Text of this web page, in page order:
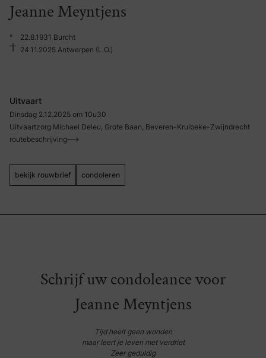
Jeanne Meyntjens
°
22.8.1931 Burcht
24.11.2025 Antwerpen (L.O.)
Uitvaart
Dinsdag 2.12.2025 om 10u30
Uitvaartzorg Michael Deleu, Grote Baan, Beveren-Kruibeke-Zwijndrecht
routebeschrijving
bekijk rouwbrief condoleren
Schrijf uw condoleance voor
Jeanne Meyntjens
Tijd heelt geen wonden
maar leert je leven met verdriet
Zeer geduldig